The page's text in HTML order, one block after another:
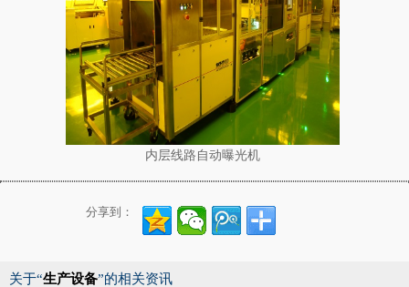
内层线路自动曝光机
分享到：
关于“生产设备”的相关资讯